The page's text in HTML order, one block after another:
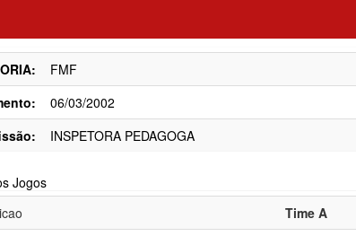
FMF
06/03/2002
INSPETORA PEDAGOGA
Jogos
Time A